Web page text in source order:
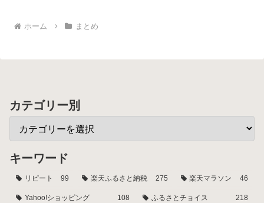
ホーム まとめ
カテゴリー別
キーワード
リピート 99 楽天ふるさと納税 275 楽天マラソン 46
Yahoo!ショッピング 108 ふるさとチョイス 218